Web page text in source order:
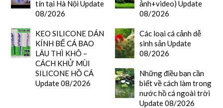
tín tại Hà Nội Update
08/2026
ảnh+video) Update
08/2026
KEO SILICONE DÁN
KÍNH BỂ CÁ BAO
LÂU THÌ KHÔ –
CÁCH KHỬ MÙI
SILICONE HỒ CÁ
Update 08/2026
Các loại cá cảnh dễ
sinh sản Update
08/2026
Những điều bạn cần
biết về cách làm trong
nước hồ cá ngoài trời
Update 08/2026